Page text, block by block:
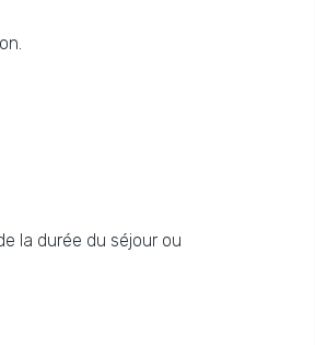
la durée du séjour ou